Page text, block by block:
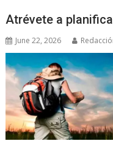
Atrévete a
June 22, 2026